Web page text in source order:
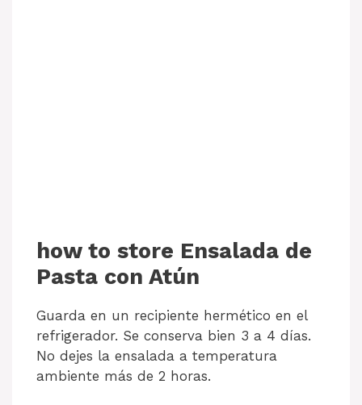
how to store Ensalada de
Pasta con Atún
Guarda en un recipiente hermético en el
refrigerador. Se conserva bien 3 a 4 días.
No dejes la ensalada a temperatura
ambiente más de 2 horas.